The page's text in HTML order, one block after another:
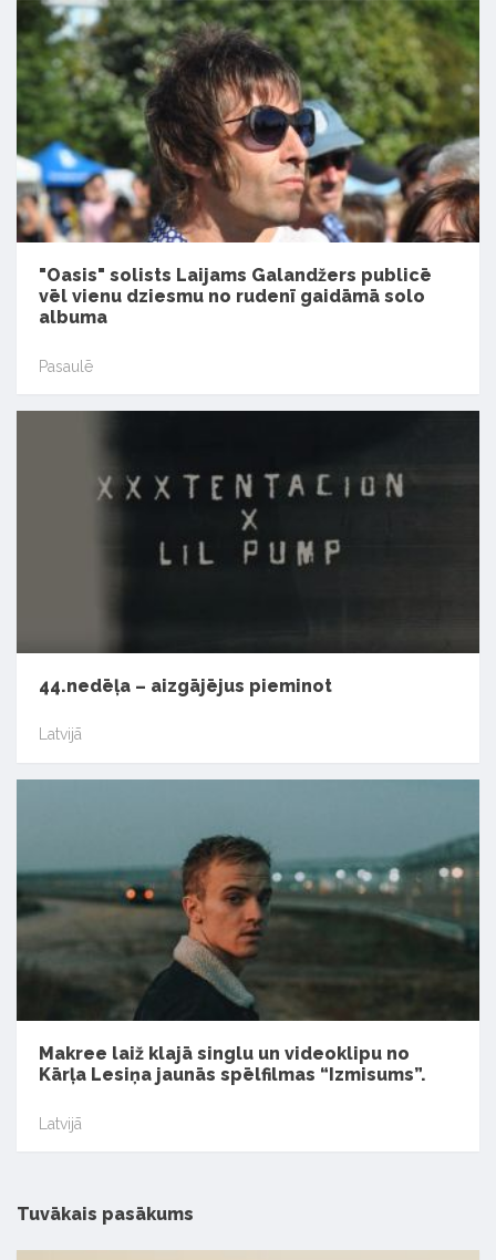
"Oasis" solists Laijams Galandžers publicē
vēl vienu dziesmu no rudenī gaidāmā solo
albuma
Pasaulē
44.nedēļa – aizgājējus pieminot
Latvijā
Makree laiž klajā singlu un videoklipu no
Kārļa Lesiņa jaunās spēlfilmas “Izmisums”.
Latvijā
Tuvākais pasākums